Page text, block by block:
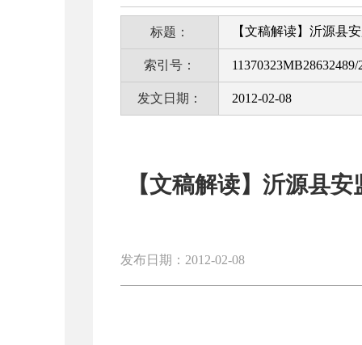
标题： 【文稿解读】沂源县
索引号： 11370323MB28632489/
发文日期： 2012-02-08
【文稿解读】沂源县
发布日期：2012-02-08